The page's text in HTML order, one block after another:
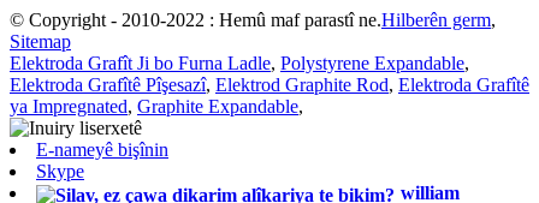
© Copyright - 2010-2022 : Hemû maf parastî ne.Hilberên germ,
Sitemap
Elektroda Grafît Ji bo Furna Ladle, Polystyrene Expandable,
Elektroda Grafîtê Pîşesazî, Elektrod Graphite Rod, Elektroda Grafîtê
ya Impregnated, Graphite Expandable,
E-nameyê bişînin
Skype
william